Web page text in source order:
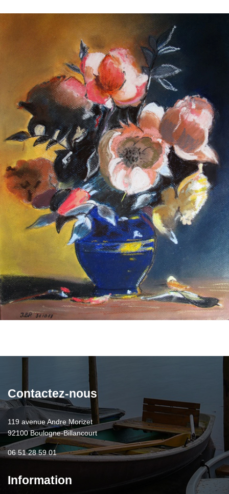
Contactez-nous
119 avenue Andre Morizet
92100 Boulogne-Billancourt
06 51 28 59 01
Information